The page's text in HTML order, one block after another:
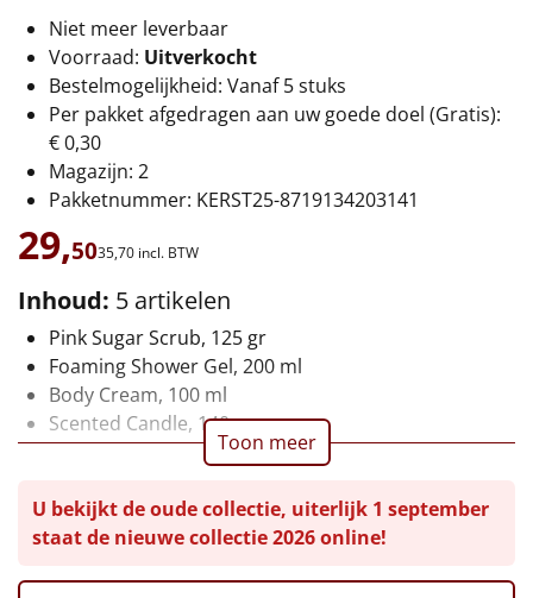
Thema
Origineel
Rituals
Luxe
Mannen
Vrouwen
Duurzaam
Leuke
Uniek
Alle thema's
Niet meer leverbaar
Voorraad: Uitverkocht
Bestelmogelijkheid: Vanaf 5 stuks
Per pakket afgedragen aan uw goede doel (Gratis):
€ 0,30
Magazijn: 2
Pakketnummer: KERST25-8719134203141
29,5035,70 incl. BTW
Inhoud: 5 artikelen
Pink Sugar Scrub, 125 gr
Foaming Shower Gel, 200 ml
Body Cream, 100 ml
Scented Candle, 140 gr
Toon meer
U bekijkt de oude collectie, uiterlijk 1 september
staat de nieuwe collectie 2026 online!